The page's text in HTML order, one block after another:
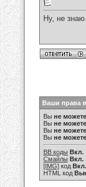
Ну, не знаю.
Ваши права
Вы не можете
Вы не можете
Вы не можете
Вы не можете
BB коды Вкл.
Смайлы Вкл.
[IMG] код Вкл.
HTML код